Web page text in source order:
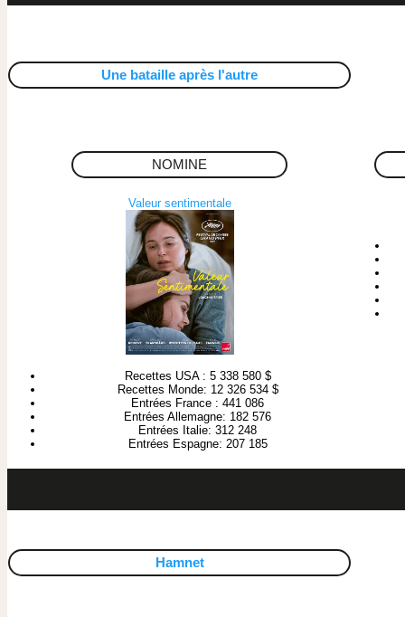
Une bataille après l'autre
NOMINE
Valeur sentimentale
Recettes USA : 5 338 580 $
Recettes Monde: 12 326 534 $
Entrées France : 441 086
Entrées Allemagne: 182 576
Entrées Italie: 312 248
Entrées Espagne: 207 185
Hamnet